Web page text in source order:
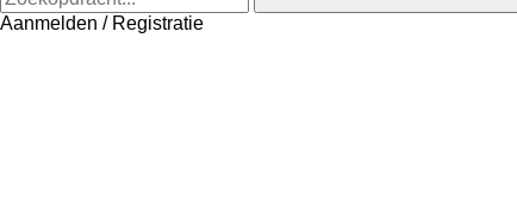
Aanmelden / Registratie